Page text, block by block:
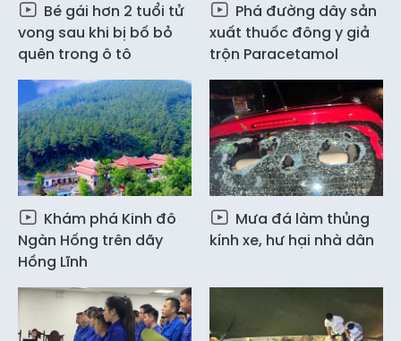
Bé gái hơn 2 tuổi tử
vong sau khi bị bố bỏ
quên trong ô tô
Phá đường dây sản
xuất thuốc đông y giả
trộn Paracetamol
Khám phá Kinh đô
Ngàn Hống trên dãy
Hồng Lĩnh
Mưa đá làm thủng
kính xe, hư hại nhà dân